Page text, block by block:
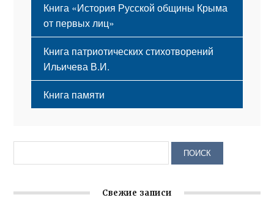
Книга «История Русской общины Крыма
от первых лиц»
Книга патриотических стихотворений
Ильичева В.И.
Книга памяти
Свежие записи